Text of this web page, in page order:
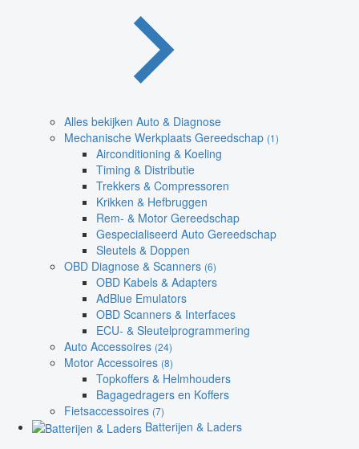
Alles bekijken Auto & Diagnose
Mechanische Werkplaats Gereedschap (1)
Airconditioning & Koeling
Timing & Distributie
Trekkers & Compressoren
Krikken & Hefbruggen
Rem- & Motor Gereedschap
Gespecialiseerd Auto Gereedschap
Sleutels & Doppen
OBD Diagnose & Scanners (6)
OBD Kabels & Adapters
AdBlue Emulators
OBD Scanners & Interfaces
ECU- & Sleutelprogrammering
Auto Accessoires (24)
Motor Accessoires (8)
Topkoffers & Helmhouders
Bagagedragers en Koffers
Fietsaccessoires (7)
Batterijen & Laders